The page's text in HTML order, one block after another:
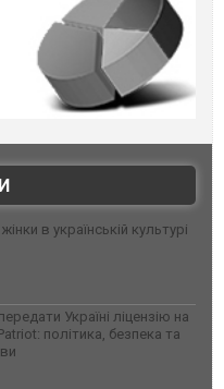
в українській культурі
Україні ліцензію на
політика, безпека та